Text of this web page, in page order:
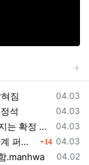
등록일
04.03
짐
등록일
04.03
석
등록일
04.03
붉은사막-반려동물 친밀도 올리는 법, 강아지는 확정 고양이는 조건 확인
등록일
04.03
챕터9 퍼즐 막혔다면? 어비스 하늘길 + 3단계 퍼즐 공략 순서 정리 (길찾기 포함) 댓글
14
등록일
04.02
.manhwa